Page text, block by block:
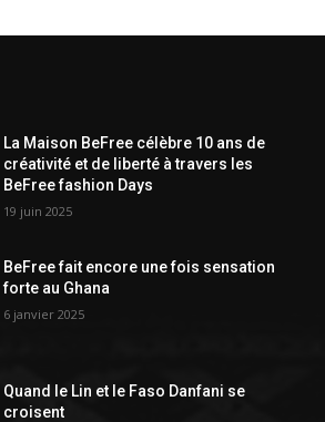
La Maison BeFree célèbre 10 ans de
créativité et de liberté à travers les
BeFree fashion Days
19 juin 2025
BeFree fait encore une fois sensation
forte au Ghana
6 janvier 2025
Quand le Lin et le Faso Danfani se
croisent